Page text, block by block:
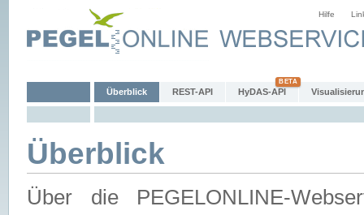
Hilfe
Überblick REST-API HyDAS-API
Überblick
Über die PEGELONLINE-